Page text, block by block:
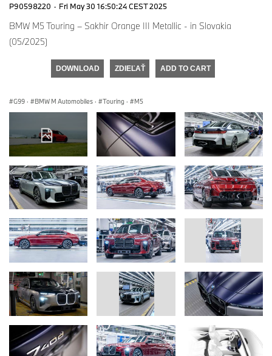
P90598220 · Fri May 30 16:50:24 CEST 2025
BMW M5 Touring – Sakhir Orange III Metallic - in Slovakia
(05/2025)
DOWNLOAD ZDIEĽAŤ ADD TO CART
G99 · BMW M Automobiles · Touring · M5